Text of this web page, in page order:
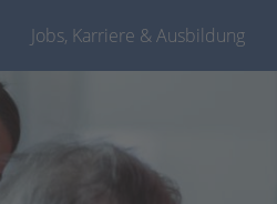
Jobs, Karriere & Ausbildung